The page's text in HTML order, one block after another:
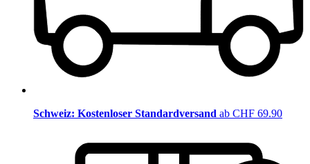
Schweiz: Kostenloser Standardversand ab CHF 69.90